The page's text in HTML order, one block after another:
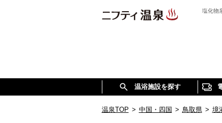
塩化物
温浴施設を探す
温泉TOP > 中国・四国 > 鳥取県 > 境